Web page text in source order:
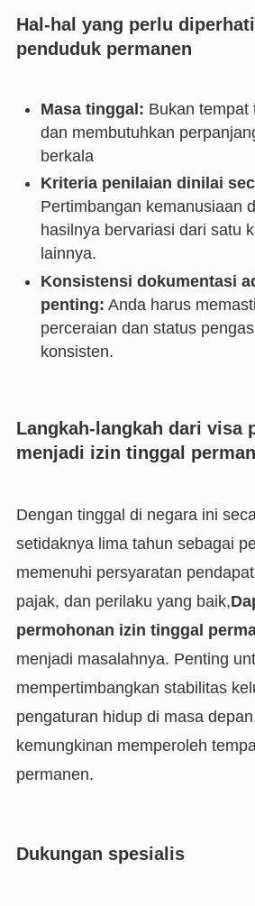
Hal-hal yang perlu
penduduk permanen
Masa tinggal: Bukan tempat
dan membutuhkan
berkala
Kriteria penilaian dinilai
Pertimbangan kemanusiaan
hasilnya bervariasi dari satu
lainnya.
Konsistensi dokumentasi
penting: Anda harus
perceraian dan status
konsisten.
Langkah-langkah dari visa
menjadi izin tinggal
Dengan tinggal di negara ini
setidaknya lima tahun sebagai
memenuhi persyaratan
pajak, dan perilaku yang baik,
permohonan izin tinggal
menjadi masalahnya. Penting
mempertimbangkan stabilitas
pengaturan hidup di masa
kemungkinan memperoleh
permanen.
Dukungan spesialis